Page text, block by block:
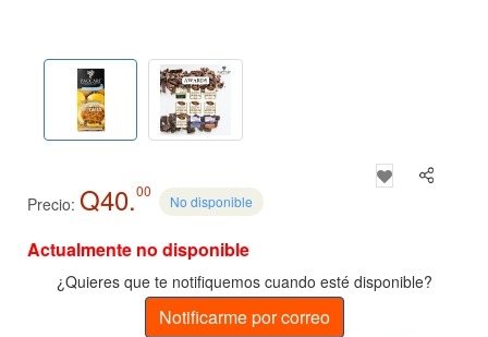
Precio: Q40.00
No disponible
Actualmente no disponible
¿Quieres que te notifiquemos cuando esté disponible?
Notificarme por correo